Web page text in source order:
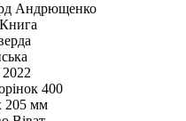
Андрющенко
Книга
2022
400
205 мм